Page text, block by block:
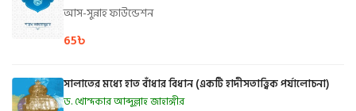
আস-সুন্নাহ ফাউন্ডেশন
65৳
সালাতের মধ্যে হাত বাঁধার বিধান (একটি হাদীসতাত্ত্বিক পর্যালোচনা)
ড. খোন্দকার আব্দুল্লাহ জাহাঙ্গীর